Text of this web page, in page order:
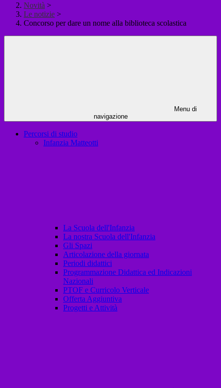
Novità >
Le notizie >
Concorso per dare un nome alla biblioteca scolastica
Menu di
navigazione
Percorsi di studio
Infanzia Matteotti
La Scuola dell'Infanzia
La nostra Scuola dell'Infanzia
Gli Spazi
Articolazione della giornata
Periodi didattici
Programmazione Didattica ed Indicazioni
Nazionali
PTOF e Curricolo Verticale
Offerta Aggiuntiva
Progetti e Attività